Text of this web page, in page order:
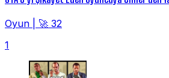
Oyun
🚀 32
1